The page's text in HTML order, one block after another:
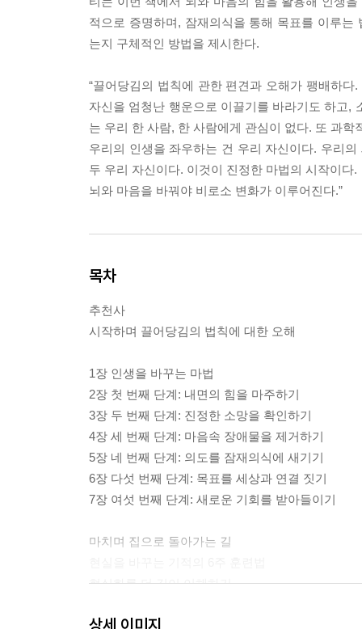
적으로 증명하며, 잠재의식을 통해 목표를 이루는
는지 구체적인 방법을 제시한다.
“끌어당김의 법칙에 관한 편견과 오해가 팽배하
자신을 엄청난 행운으로 이끌기를 바라기도 하고,
는 우리 한 사람, 한 사람에게 관심이 없다. 또 과
우리의 인생을 좌우하는 건 우리 자신이다. 우리
두 우리 자신이다. 이것이 진정한 마법의 시작이다.
뇌와 마음을 바꿔야 비로소 변화가 이루어진다.”
목차
추천사
시작하며 끌어당김의 법칙에 대한 오해
1장 인생을 바꾸는 마법
2장 첫 번째 단계: 내면의 힘을 마주하기
3장 두 번째 단계: 진정한 소망을 확인하기
4장 세 번째 단계: 마음속 장애물을 제거하기
5장 네 번째 단계: 의도를 잠재의식에 새기기
6장 다섯 번째 단계: 목표를 세상과 연결 짓기
7장 여섯 번째 단계: 새로운 기회를 받아들이기
마치며 집으로 돌아가는 길
현실화를 더 깊이 이해하기
감사의 글
상세 이미지